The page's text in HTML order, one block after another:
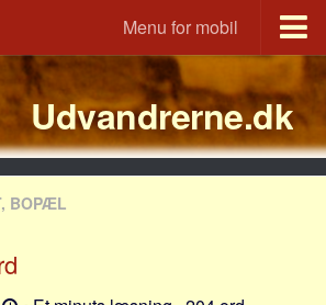
Menu for mobil
Udvandrerne.dk
BOPÆL